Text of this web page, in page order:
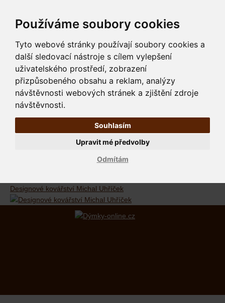
Používáme soubory cookies
Tyto webové stránky používají soubory cookies a
další sledovací nástroje s cílem vylepšení
uživatelského prostředí, zobrazení
přizpůsobeného obsahu a reklam, analýzy
návštěvnosti webových stránek a zjištění zdroje
návštěvnosti.
Souhlasím
Odmítám
Upravit mé předvolby
Designové kovářství Michal Uhříček